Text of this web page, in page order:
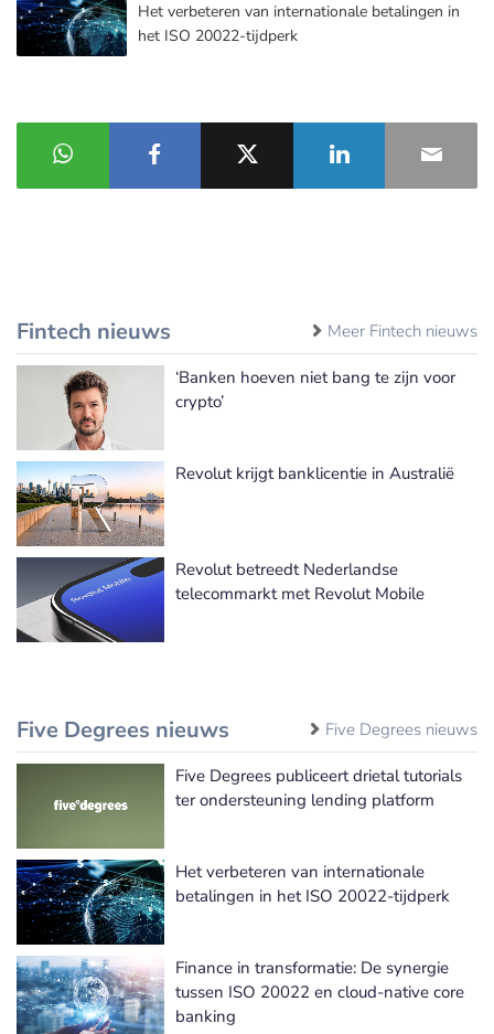
Het verbeteren van internationale betalingen in
het ISO 20022-tijdperk
Fintech nieuws Meer Fintech nieuws
‘Banken hoeven niet bang te zijn voor
crypto’
Revolut krijgt banklicentie in Australië
Revolut betreedt Nederlandse
telecommarkt met Revolut Mobile
Five Degrees nieuws Five Degrees nieuws
Five Degrees publiceert drietal tutorials
ter ondersteuning lending platform
Het verbeteren van internationale
betalingen in het ISO 20022-tijdperk
Finance in transformatie: De synergie
tussen ISO 20022 en cloud-native core
banking